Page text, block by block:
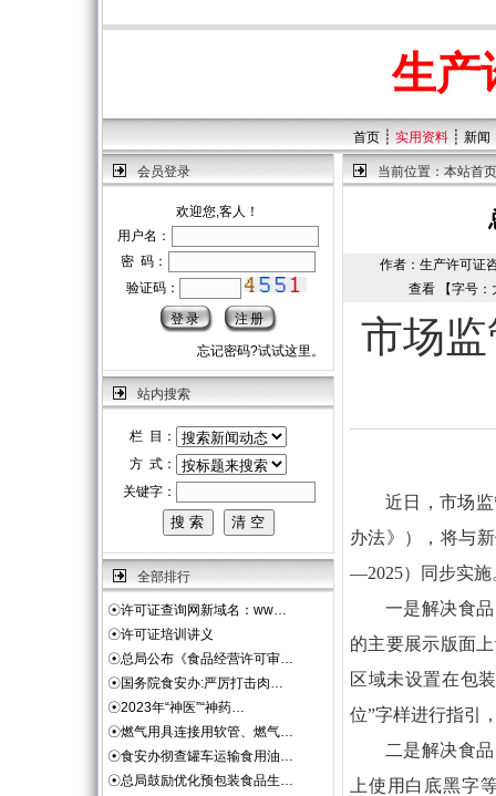
生产
首页 ┊ 实用资料 ┊ 新闻
会员登录
欢迎您,客人！
用户名：
密 码：
验证码：
忘记密码?试试这里。
站内搜索
栏 目：
方 式：
关键字：
全部排行
☉许可证查询网新域名：ww…
☉许可证培训讲义
☉总局公布《食品经营许可审…
☉国务院食安办:严厉打击肉…
☉2023年“神医”“神药…
☉燃气用具连接用软管、燃气…
☉食安办彻查罐车运输食用油…
☉总局鼓励优化预包装食品生…
当前位置： 本站首页
作者：生产许可证
查看 【字号：
市场
近日，市场
办法》），将与
—2025）同步实施
一是解决食
的主要展示版面
区域未设置在包
位”字样进行指引
二是解决食
上使用白底黑字